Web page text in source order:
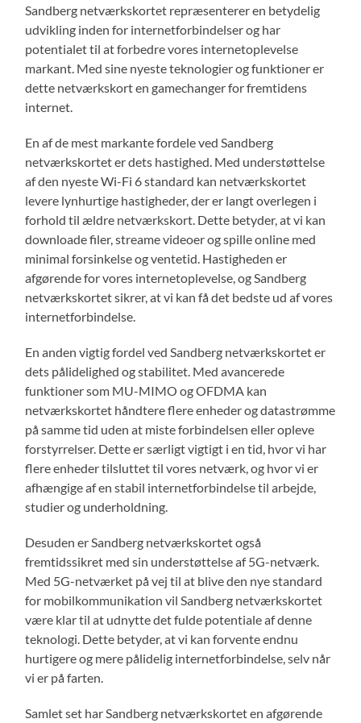
Sandberg netværkskortet repræsenterer en betydelig
udvikling inden for internetforbindelser og har
potentialet til at forbedre vores internetoplevelse
markant. Med sine nyeste teknologier og funktioner er
dette netværkskort en gamechanger for fremtidens
internet.
En af de mest markante fordele ved Sandberg
netværkskortet er dets hastighed. Med understøttelse
af den nyeste Wi-Fi 6 standard kan netværkskortet
levere lynhurtige hastigheder, der er langt overlegen i
forhold til ældre netværkskort. Dette betyder, at vi kan
downloade filer, streame videoer og spille online med
minimal forsinkelse og ventetid. Hastigheden er
afgørende for vores internetoplevelse, og Sandberg
netværkskortet sikrer, at vi kan få det bedste ud af vores
internetforbindelse.
En anden vigtig fordel ved Sandberg netværkskortet er
dets pålidelighed og stabilitet. Med avancerede
funktioner som MU-MIMO og OFDMA kan
netværkskortet håndtere flere enheder og datastrømme
på samme tid uden at miste forbindelsen eller opleve
forstyrrelser. Dette er særligt vigtigt i en tid, hvor vi har
flere enheder tilsluttet til vores netværk, og hvor vi er
afhængige af en stabil internetforbindelse til arbejde,
studier og underholdning.
Desuden er Sandberg netværkskortet også
fremtidssikret med sin understøttelse af 5G-netværk.
Med 5G-netværket på vej til at blive den nye standard
for mobilkommunikation vil Sandberg netværkskortet
være klar til at udnytte det fulde potentiale af denne
teknologi. Dette betyder, at vi kan forvente endnu
hurtigere og mere pålidelig internetforbindelse, selv når
vi er på farten.
Samlet set har Sandberg netværkskortet en afgørende